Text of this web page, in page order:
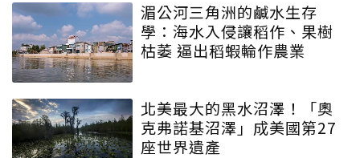
湄公河三角洲的鹹水生存
學：海水入侵讓稻作、果樹
枯萎 逼出稻蝦輪作農業
北美最大的黑水沼澤！「奧
克弗諾基沼澤」成美國第27
座世界遺產